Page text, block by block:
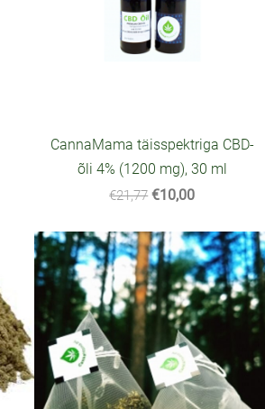
CannaMama täisspektriga CBD-
õli 4% (1200 mg), 30 ml
€21,77 €10,00